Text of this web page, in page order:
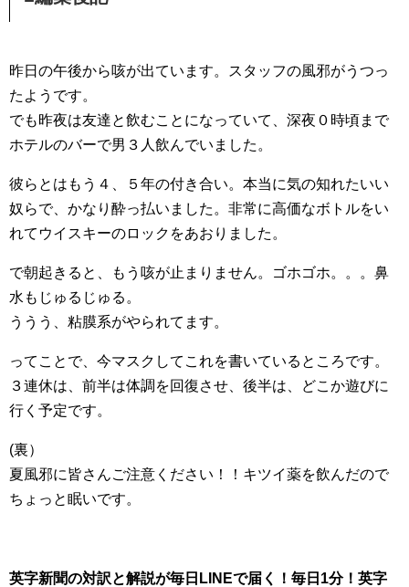
昨日の午後から咳が出ています。スタッフの風邪がうつっ
たようです。
でも昨夜は友達と飲むことになっていて、深夜０時頃まで
ホテルのバーで男３人飲んでいました。
彼らとはもう４、５年の付き合い。本当に気の知れたいい
奴らで、かなり酔っ払いました。非常に高価なボトルをい
れてウイスキーのロックをあおりました。
で朝起きると、もう咳が止まりません。ゴホゴホ。。。鼻
水もじゅるじゅる。
ううう、粘膜系がやられてます。
ってことで、今マスクしてこれを書いているところです。
３連休は、前半は体調を回復させ、後半は、どこか遊びに
行く予定です。
(裏）
夏風邪に皆さんご注意ください！！キツイ薬を飲んだので
ちょっと眠いです。
英字新聞の対訳と解説が毎日LINEで届く！毎日1分！英字